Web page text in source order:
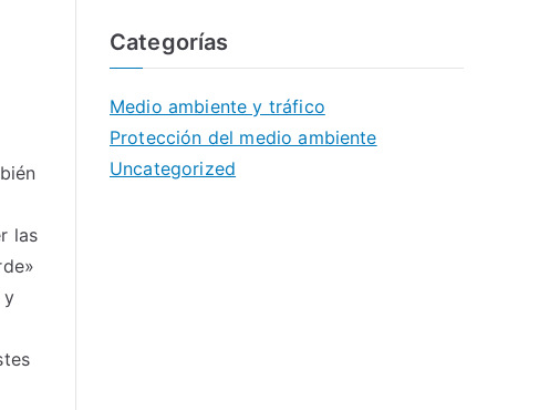
las
y
Categorías
Medio ambiente y tráfico
Protección del medio ambiente
Uncategorized